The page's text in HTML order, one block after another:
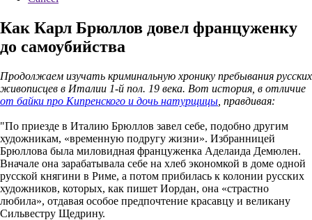
Как Карл Брюллов довел француженку
до самоубийства
Продолжаем изучать криминальную хронику пребывания русских
живописцев в Италии 1-й пол. 19 века. Вот история, в отличие
от байки про Кипренского и дочь натурщицы , правдивая:
"По приезде в Италию Брюллов завел себе, подобно другим
художникам, «временную подругу жизни». Избранницей
Брюллова была миловидная француженка Аделаида Демюлен.
Вначале она зарабатывала себе на хлеб экономкой в доме одной
русской княгини в Риме, а потом прибилась к колонии русских
художников, которых, как пишет Иордан, она «страстно
любила», отдавая особое предпочтение красавцу и великану
Сильвестру Щедрину.